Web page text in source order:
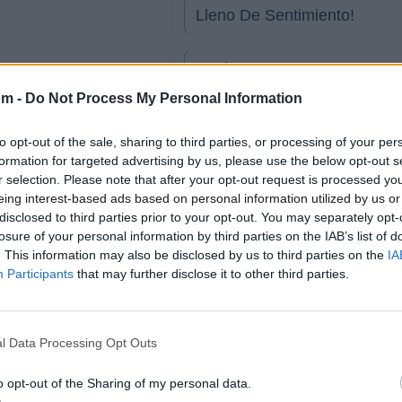
- Do Not Process My Personal Information
opt-out of the sale, sharing to third parties, or processing of your
for targeted advertising by us, please use the below opt-out
selection. Please note that after your opt-out request is processed
interest-based ads based on personal information utilized by us
to third parties prior to your opt-out. You may separately
of your personal information by third parties on the IAB’s list of
This information may also be disclosed by us to third parties on the
Participants that may further disclose it to other third parties.
Data Processing Opt Outs
opt-out of the Sharing of my personal data.
Lleno De Sentimiento!
Quién Dijo?
Razon de sobra
Cuando hablo de ti